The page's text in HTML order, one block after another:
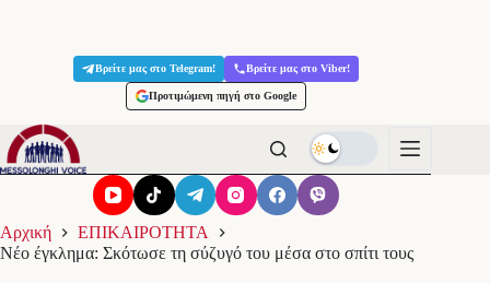
Βρείτε μας στο Telegram! Βρείτε μας στο Viber!
Προτιμώμενη πηγή στο Google
Αρχική
ΕΠΙΚΑΙΡΟΤΗΤΑ
Νέo έγκλημα: Σκότωσε τη σύζυγό του μέσα στο σπίτι τους